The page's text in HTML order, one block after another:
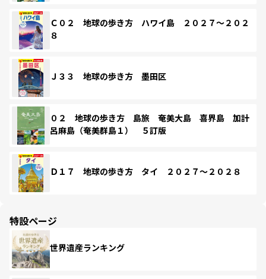
Ｃ０２ 地球の歩き方 ハワイ島 ２０２７～２０２
８
Ｊ３３ 地球の歩き方 墨田区
０２ 地球の歩き方 島旅 奄美大島 喜界島 加計
呂麻島（奄美群島１） ５訂版
Ｄ１７ 地球の歩き方 タイ ２０２７～２０２８
特設ページ
世界遺産ランキング